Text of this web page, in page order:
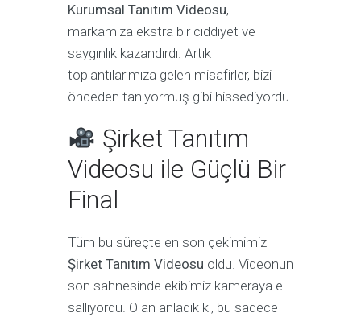
Kurumsal Tanıtım Videosu,
markamıza ekstra bir ciddiyet ve
saygınlık kazandırdı. Artık
toplantılarımıza gelen misafirler, bizi
önceden tanıyormuş gibi hissediyordu.
Şirket Tanıtım
Videosu ile Güçlü Bir
Final
Tüm bu süreçte en son çekimimiz
Şirket Tanıtım Videosu oldu. Videonun
son sahnesinde ekibimiz kameraya el
sallıyordu. O an anladık ki, bu sadece